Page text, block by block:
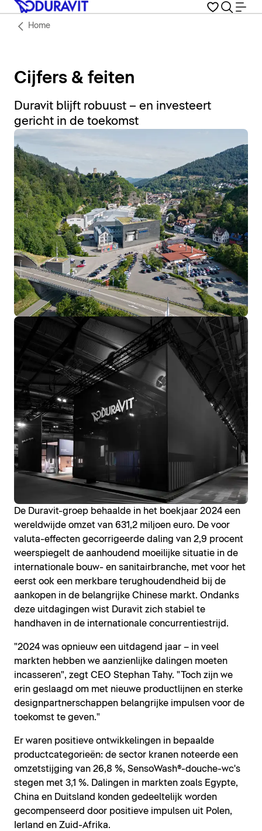
Home
Cijfers & feiten
Duravit blijft robuust – en investeert
gericht in de toekomst
De Duravit-groep behaalde in het boekjaar 2024 een
wereldwijde omzet van 631,2 miljoen euro. De voor
valuta-effecten gecorrigeerde daling van 2,9 procent
weerspiegelt de aanhoudend moeilijke situatie in de
internationale bouw- en sanitairbranche, met voor het
eerst ook een merkbare terughoudendheid bij de
aankopen in de belangrijke Chinese markt. Ondanks
deze uitdagingen wist Duravit zich stabiel te
handhaven in de internationale concurrentiestrijd.
"2024 was opnieuw een uitdagend jaar – in veel
markten hebben we aanzienlijke dalingen moeten
incasseren", zegt CEO Stephan Tahy. "Toch zijn we
erin geslaagd om met nieuwe productlijnen en sterke
designpartnerschappen belangrijke impulsen voor de
toekomst te geven."
Er waren positieve ontwikkelingen in bepaalde
productcategorieën: de sector kranen noteerde een
omzetstijging van 26,8 %, SensoWash®-douche-wc's
stegen met 3,1 %. Dalingen in markten zoals Egypte,
China en Duitsland konden gedeeltelijk worden
gecompenseerd door positieve impulsen uit Polen,
Ierland en Zuid-Afrika.